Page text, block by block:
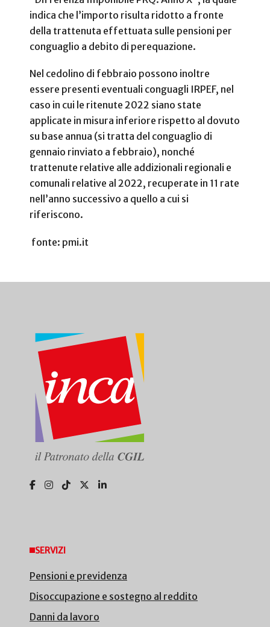
indica che l’importo risulta ridotto a fronte
della trattenuta effettuata sulle pensioni per
conguaglio a debito di perequazione.
Nel cedolino di febbraio possono inoltre
essere presenti eventuali conguagli IRPEF, nel
caso in cui le ritenute 2022 siano state
applicate in misura inferiore rispetto al dovuto
su base annua (si tratta del conguaglio di
gennaio rinviato a febbraio), nonché
trattenute relative alle addizionali regionali e
comunali relative al 2022, recuperate in 11 rate
nell’anno successivo a quello a cui si
riferiscono.
fonte: pmi.it
SERVIZI
Pensioni e previdenza
Disoccupazione e sostegno al reddito
Danni da lavoro